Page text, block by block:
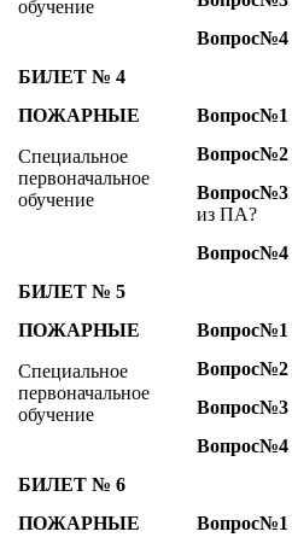
обучение
Вопрос№4
БИЛЕТ № 4
ПОЖАРНЫЕ
Специальное
первоначальное
обучение
Вопрос№1
Вопрос№2
Вопрос№3
из ПА?
Вопрос№4
БИЛЕТ № 5
ПОЖАРНЫЕ
Специальное
первоначальное
обучение
Вопрос№1
Вопрос№2
Вопрос№3
Вопрос№4
БИЛЕТ № 6
ПОЖАРНЫЕ
Вопрос№1